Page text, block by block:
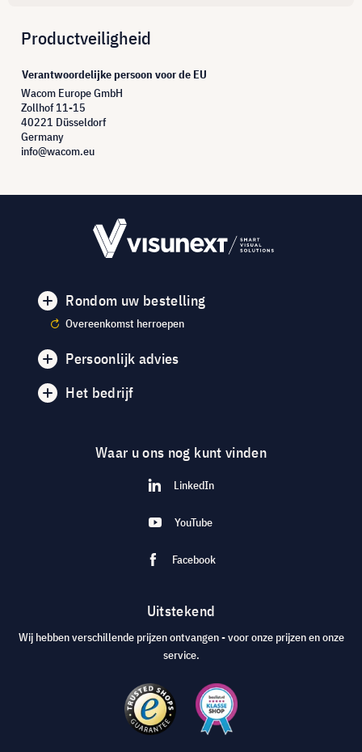
Productveiligheid
Verantwoordelijke persoon voor de EU
Wacom Europe GmbH
Zollhof 11-15
40221 Düsseldorf
Germany
info@wacom.eu
Rondom uw bestelling
Overeenkomst herroepen
Persoonlijk advies
Het bedrijf
Waar u ons nog kunt vinden
LinkedIn
YouTube
Facebook
Uitstekend
Wij hebben verschillende prijzen ontvangen - voor onze prijzen en onze
service.